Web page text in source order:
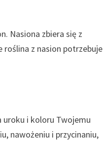
Nasiona zbiera się z
roślina z nasion potrzebuje
uroku i koloru Twojemu
nawożeniu i przycinaniu,